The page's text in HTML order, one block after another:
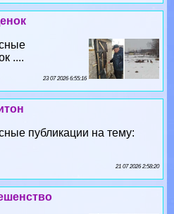
....
23 07 2026 6:55:16
публикации на тему:
21 07 2026 2:58:20